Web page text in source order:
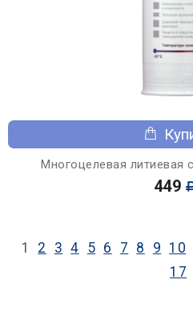
Многоцелевая литиевая
449
1 2 3 4 5 6 7 8 9 10
17